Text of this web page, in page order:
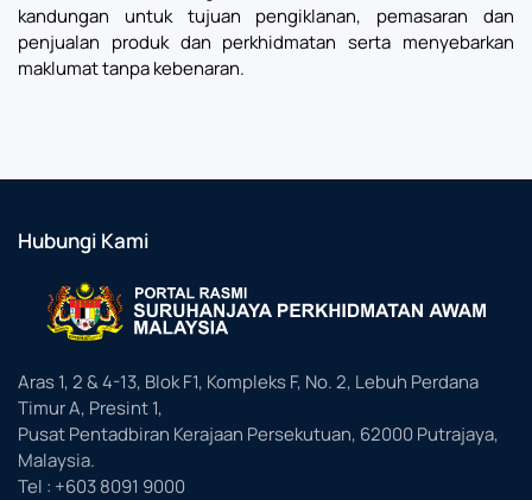
kandungan untuk tujuan pengiklanan, pemasaran dan
penjualan produk dan perkhidmatan serta menyebarkan
maklumat tanpa kebenaran.
Hubungi Kami
Aras 1, 2 & 4-13, Blok F1, Kompleks F, No. 2, Lebuh Perdana
Timur A, Presint 1,
Pusat Pentadbiran Kerajaan Persekutuan, 62000 Putrajaya,
Malaysia.
Tel : +603 8091 9000